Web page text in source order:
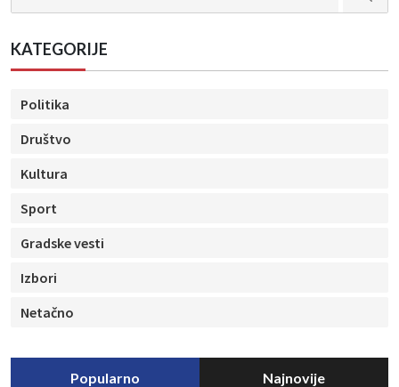
KATEGORIJE
Politika
Društvo
Kultura
Sport
Gradske vesti
Izbori
Netačno
Popularno Najnovije